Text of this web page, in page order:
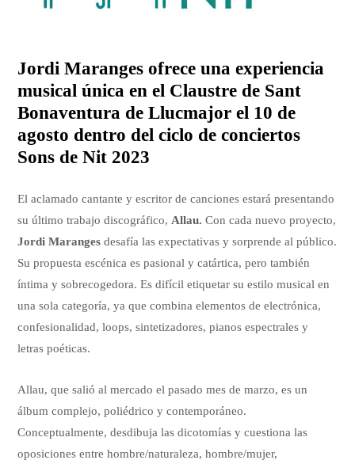
Jordi Maranges ofrece una experiencia
musical única en el Claustre de Sant
Bonaventura de Llucmajor el 10 de
agosto dentro del ciclo de conciertos
Sons de Nit 2023
El aclamado cantante y escritor de canciones estará presentando
su último trabajo discográfico, Allau.Con cada nuevo proyecto,
Jordi Maranges desafía las expectativas y sorprende al público.
Su propuesta escénica es pasional y catártica, pero también
íntima y sobrecogedora. Es difícil etiquetar su estilo musical en
una sola categoría, ya que combina elementos de electrónica,
confesionalidad, loops, sintetizadores, pianos espectrales y
letras poéticas.
Allau, que salió al mercado el pasado mes de marzo, es un
álbum complejo, poliédrico y contemporáneo.
Conceptualmente, desdibuja las dicotomías y cuestiona las
oposiciones entre hombre/naturaleza, hombre/mujer,